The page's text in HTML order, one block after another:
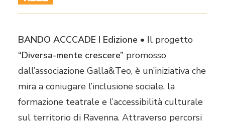
BANDO ACCCADE I Edizione • Il progetto
“Diversa-mente crescere” promosso
dall’associazione Galla&Teo, è un’iniziativa che
mira a coniugare l’inclusione sociale, la
formazione teatrale e l’accessibilità culturale
sul territorio di Ravenna. Attraverso percorsi